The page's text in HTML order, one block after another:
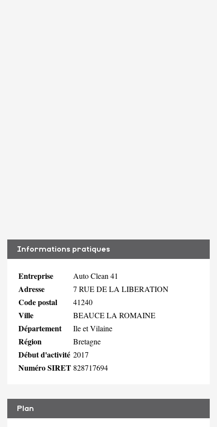
Informations pratiques
Entreprise Auto Clean 41
Adresse 7 RUE DE LA LIBERATION
Code postal 41240
Ville BEAUCE LA ROMAINE
Département Ile et Vilaine
Région Bretagne
Début d'activité 2017
Numéro SIRET 828717694
Plan